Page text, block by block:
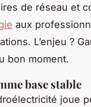
de réseau et
aux
L’enjeu ?
bon moment.
base stable
joue